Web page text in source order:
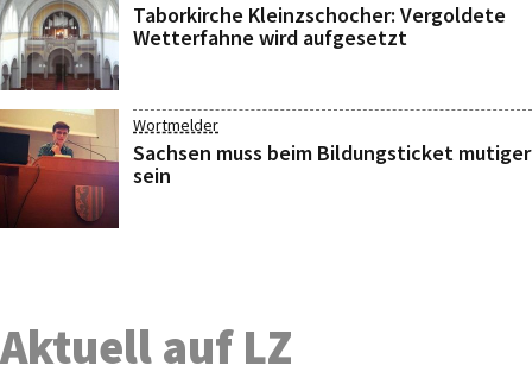
Taborkirche Kleinzschocher: Vergoldete
Wetterfahne wird aufgesetzt
Wortmelder
Sachsen muss beim Bildungsticket mutiger
sein
Aktuell auf LZ